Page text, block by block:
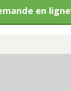
en ligne